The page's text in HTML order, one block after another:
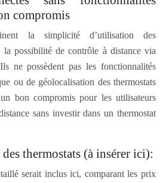
compromis
la simplicité d’utilisation des
la possibilité de contrôle à distance via
ne possèdent pas les fonctionnalités
ou de géolocalisation des thermostats
bon compromis pour les utilisateurs
sans investir dans un thermostat
thermostats (à insérer ici):
serait inclus ici, comparant les prix